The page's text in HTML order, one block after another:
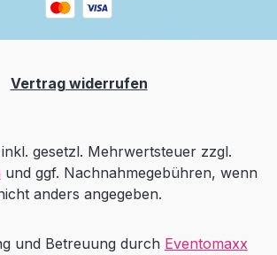
Vertrag widerrufen
gesetzl. Mehrwertsteuer zzgl.
und ggf. Nachnahmegebühren, wenn
anders angegeben.
und Betreuung durch Eventomaxx